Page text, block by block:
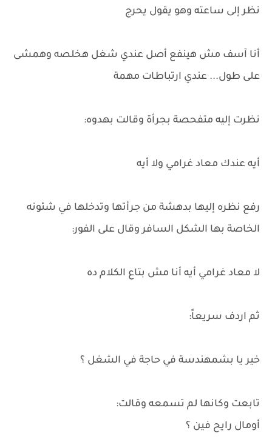
نظر إلى ساعته وهو يقول يحرج
أنا آسف مش هينفع أصل عندي شغل هخلصه وهمشى
على طول... عندي ارتباطات مهمة
نظرت إليه متفحصة بجرأة وقالت بهدوه:
أيه عندك معاد غرامي ولا أيه
رفع نظره إليها بدهشة من جرأتها وتدخلها في شئونه
الخاصة بها الشكل السافر وقال على الفور:
لا معاد غرامي أيه أنا مش بتاع الكلام ده
ثم اردف سريعاً:
خير يا بشمهندسة في حاجة في الشغل ؟
تابعت وكانها لم تسمعه وقالت:
أومال رايح فين ؟